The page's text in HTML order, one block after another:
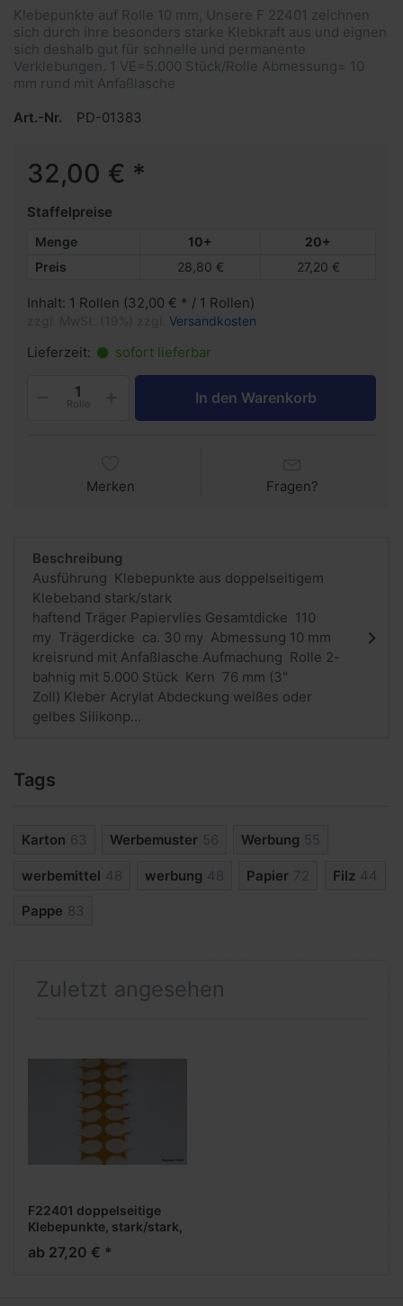
Klebepunkte auf Rolle 10 mm, Unsere F 22401 zeichnen
sich durch ihre besonders starke Klebkraft aus und eignen
sich deshalb gut für schnelle und permanente
Verklebungen. 1 VE=5.000 Stück/Rolle Abmessung= 10
mm rund mit Anfaßlasche
Art.-Nr.
PD-01383
32,00 € *
Staffelpreise
Menge 10+
20+
Preis
28,80 € 27,20 €
Inhalt: 1 Rollen (32,00 € * / 1 Rollen)
Versandkosten
Lieferzeit: sofort lieferbar
Rolle In den Warenkorb
Merken Fragen?
Beschreibung
Ausführung Klebepunkte aus doppelseitigem
Klebeband stark/stark
haftend Träger Papiervlies Gesamtdicke 110
my Trägerdicke ca. 30 my Abmessung 10 mm
kreisrund mit Anfaßlasche Aufmachung Rolle 2-
bahnig mit 5.000 Stück Kern 76 mm (3"
Zoll) Kleber Acrylat Abdeckung weißes oder
gelbes Silikonp...
Tags
Karton 63 Werbemuster 56 Werbung 55
werbemittel 48 werbung 48 Papier 72 Filz 44
Pappe 83
Zuletzt angesehen
F22401 doppelseitige
Klebepunkte, stark/stark,
10 mm rund mit Lasche,
Acrylatkleber, 0,11 mm
ab 27,20 € *